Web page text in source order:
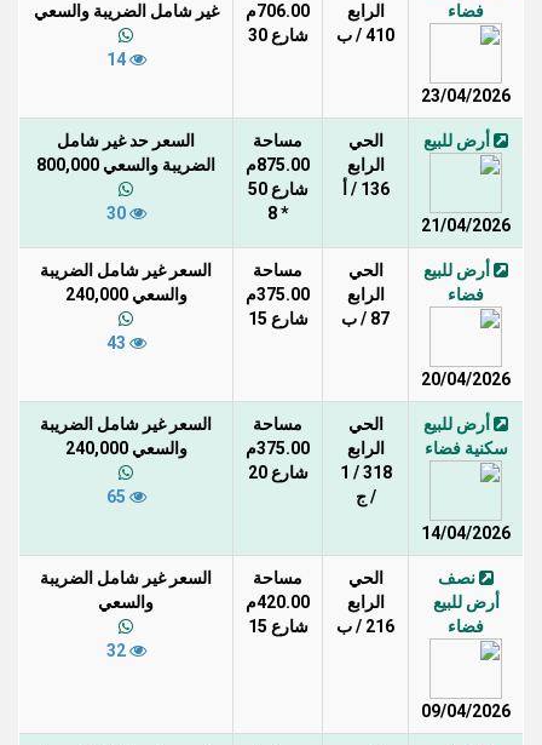
فضاء
23/04/2026
الرابع
410 / ب
706.00م
شارع 30
غير شامل الضريبة والسعي
14
أرض للبيع
21/04/2026
الحي
الرابع
136 / أ
مساحة
875.00م
شارع 50
* 8
السعر حد غير شامل
الضريبة والسعي 800,000
30
أرض للبيع
فضاء
20/04/2026
الحي
الرابع
87 / ب
مساحة
375.00م
شارع 15
السعر غير شامل الضريبة
والسعي 240,000
أرض للبيع
سكنية فضاء
14/04/2026
الحي
الرابع
318 / 1
/ ج
مساحة
375.00م
شارع 20
السعر غير شامل الضريبة
والسعي 240,000
نصف
أرض للبيع
فضاء
09/04/2026
الحي
الرابع
216 / ب
مساحة
420.00م
شارع 15
السعر غير شامل الضريبة
والسعي
32